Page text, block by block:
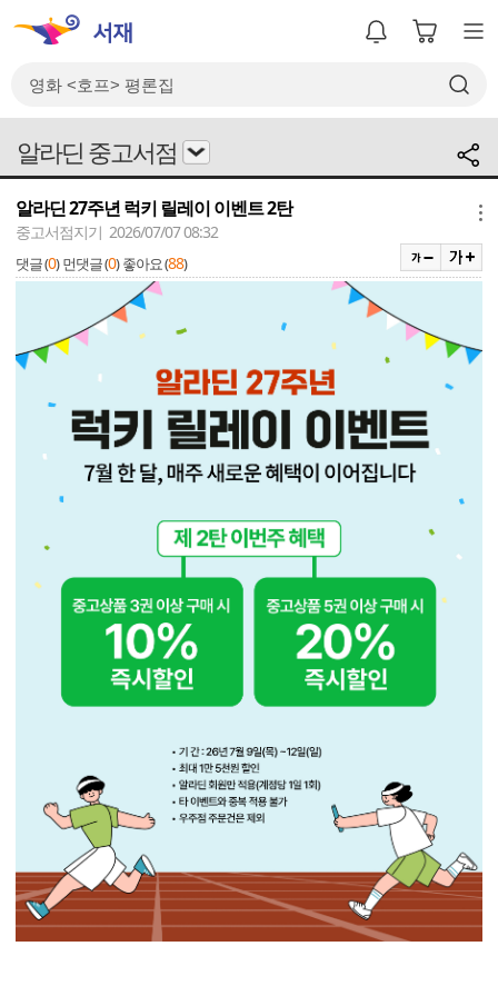
알라딘 중고서점
알라딘 27주년 럭키 릴레이 이벤트 2탄
중고서점지기 2026/07/07 08:32
댓글 (0) 먼댓글 (0) 좋아요 (88)